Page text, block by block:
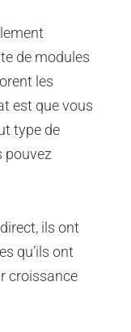
de modules
les
est que vous
type de
pouvez
ils ont
qu’ils ont
croissance